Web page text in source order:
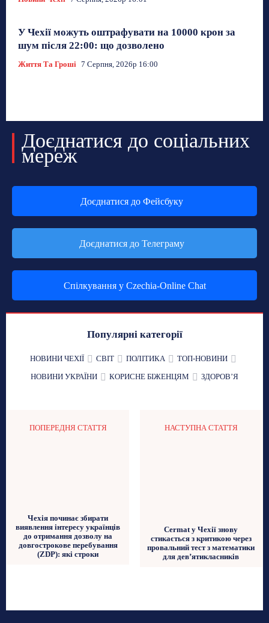
У Чехії можуть оштрафувати на 10000 крон за
шум після 22:00: що дозволено
Життя Та Гроші 7 Серпня, 2026р 16:00
Доєднатися до соціальних
мереж
Доєднатися до Фейсбуку
Доєднатися до Телеграму
Спілкування у Czechia-Online Chat
Популярні категорії
НОВИНИ ЧЕХІЇ СВІТ ПОЛІТИКА
ТОП-НОВИНИ
НОВИНИ УКРАЇНИ
КОРИСНЕ БІЖЕНЦЯМ ЗДОРОВʼЯ
ПОПЕРЕДНЯ СТАТТЯ
Чехія починає збирати
виявлення інтересу українців
до отримання дозволу на
довгострокове перебування
(ZDP): які строки
НАСТУПНА СТАТТЯ
Cermat у Чехії знову
стикається з критикою через
провальний тест з математики
для дев’ятикласників